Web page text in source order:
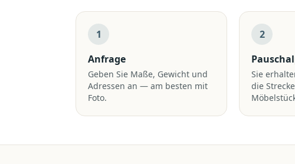
1
Anfrage
Geben Sie Maße, Gewicht und
Adressen an — am besten mit
Foto.
2
Sie
die